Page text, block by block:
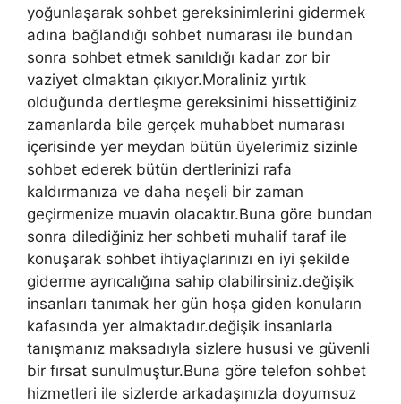
yoğunlaşarak sohbet gereksinimlerini gidermek
adına bağlandığı sohbet numarası ile bundan
sonra sohbet etmek sanıldığı kadar zor bir
vaziyet olmaktan çıkıyor.Moraliniz yırtık
olduğunda dertleşme gereksinimi hissettiğiniz
zamanlarda bile gerçek muhabbet numarası
içerisinde yer meydan bütün üyelerimiz sizinle
sohbet ederek bütün dertlerinizi rafa
kaldırmanıza ve daha neşeli bir zaman
geçirmenize muavin olacaktır.Buna göre bundan
sonra dilediğiniz her sohbeti muhalif taraf ile
konuşarak sohbet ihtiyaçlarınızı en iyi şekilde
giderme ayrıcalığına sahip olabilirsiniz.değişik
insanları tanımak her gün hoşa giden konuların
kafasında yer almaktadır.değişik insanlarla
tanışmanız maksadıyla sizlere hususi ve güvenli
bir fırsat sunulmuştur.Buna göre telefon sohbet
hizmetleri ile sizlerde arkadaşınızla doyumsuz